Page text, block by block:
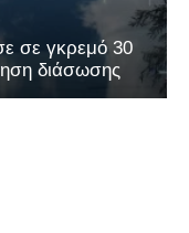
σε γκρεμό 30
διάσωσης